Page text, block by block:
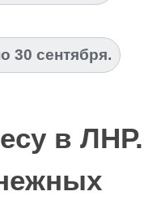
30 сентября.
в ЛНР.